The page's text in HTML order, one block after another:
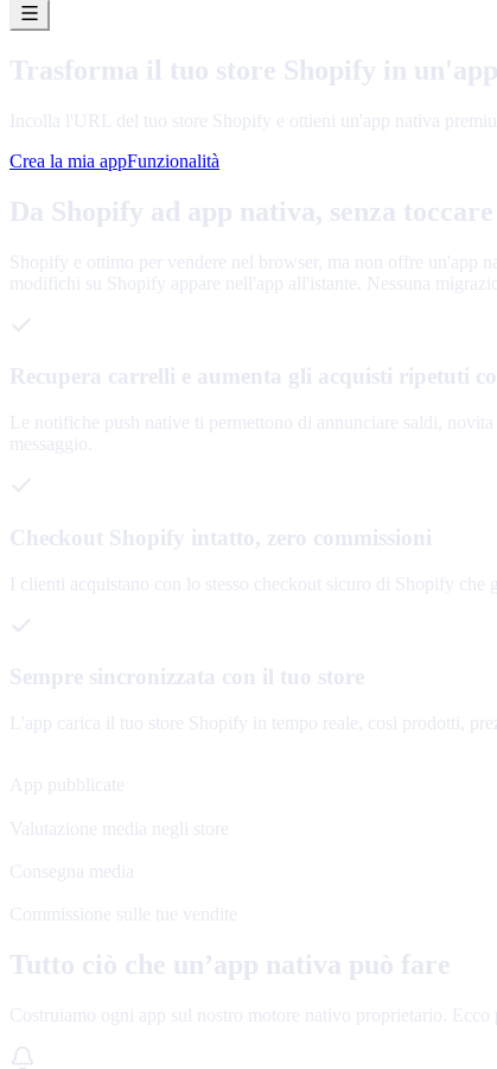
Trasforma il tuo store Shopify in
Incolla l'URL del tuo store Shopify e ottieni un'app nativa
Crea la mia appFunzionalità
Da Shopify ad app nativa, senza
Shopify e ottimo per vendere nel browser, ma non offre un'app
modifichi su Shopify appare nell'app all'istante. Nessuna
Recupera carrelli e aumenta gli acquisti ripetuti
Le notifiche push native ti permettono di annunciare saldi,
messaggio.
Checkout Shopify intatto, zero commissioni
I clienti acquistano con lo stesso checkout sicuro di Shopify
Sempre sincronizzata con il tuo store
L'app carica il tuo store Shopify in tempo reale, cosi prodotti,
App pubblicate
Valutazione media negli store
Consegna media
Commissione sulle tue vendite
Tutto ciò che un’app nativa può fare
Costruiamo ogni app sul nostro motore nativo proprietario. Ecco